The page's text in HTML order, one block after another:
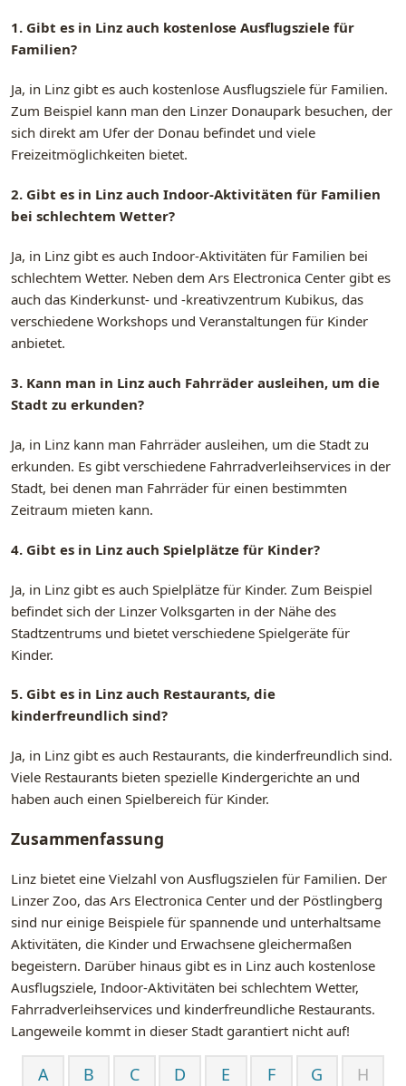
1. Gibt es in Linz auch kostenlose Ausflugsziele für
Familien?
Ja, in Linz gibt es auch kostenlose Ausflugsziele für Familien.
Zum Beispiel kann man den Linzer Donaupark besuchen, der
sich direkt am Ufer der Donau befindet und viele
Freizeitmöglichkeiten bietet.
2. Gibt es in Linz auch Indoor-Aktivitäten für Familien
bei schlechtem Wetter?
Ja, in Linz gibt es auch Indoor-Aktivitäten für Familien bei
schlechtem Wetter. Neben dem Ars Electronica Center gibt es
auch das Kinderkunst- und -kreativzentrum Kubikus, das
verschiedene Workshops und Veranstaltungen für Kinder
anbietet.
3. Kann man in Linz auch Fahrräder ausleihen, um die
Stadt zu erkunden?
Ja, in Linz kann man Fahrräder ausleihen, um die Stadt zu
erkunden. Es gibt verschiedene Fahrradverleihservices in der
Stadt, bei denen man Fahrräder für einen bestimmten
Zeitraum mieten kann.
4. Gibt es in Linz auch Spielplätze für Kinder?
Ja, in Linz gibt es auch Spielplätze für Kinder. Zum Beispiel
befindet sich der Linzer Volksgarten in der Nähe des
Stadtzentrums und bietet verschiedene Spielgeräte für
Kinder.
5. Gibt es in Linz auch Restaurants, die
kinderfreundlich sind?
Ja, in Linz gibt es auch Restaurants, die kinderfreundlich sind.
Viele Restaurants bieten spezielle Kindergerichte an und
haben auch einen Spielbereich für Kinder.
Zusammenfassung
Linz bietet eine Vielzahl von Ausflugszielen für Familien. Der
Linzer Zoo, das Ars Electronica Center und der Pöstlingberg
sind nur einige Beispiele für spannende und unterhaltsame
Aktivitäten, die Kinder und Erwachsene gleichermaßen
begeistern. Darüber hinaus gibt es in Linz auch kostenlose
Ausflugsziele, Indoor-Aktivitäten bei schlechtem Wetter,
Fahrradverleihservices und kinderfreundliche Restaurants.
Langeweile kommt in dieser Stadt garantiert nicht auf!
A B C D E F G H